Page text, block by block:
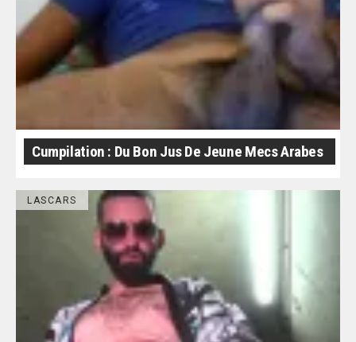
Cumpilation : Du Bon Jus De Jeune Mecs Arabes
LASCARS